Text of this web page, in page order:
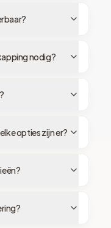
nodig?
opties zijn er?